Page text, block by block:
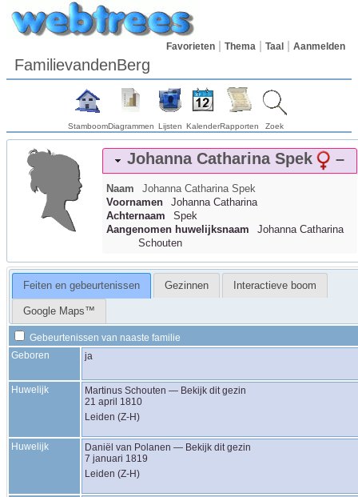
Favorieten Thema Taal Aanmelden
FamilievandenBerg
StamboomDiagrammen Lijsten KalenderRapporten Zoek
Johanna Catharina Spek –
Naam Johanna Catharina Spek
Voornamen
Johanna Catharina
Achternaam
Spek
Aangenomen huwelijksnaam
Johanna Catharina
Schouten
Feiten en gebeurtenissen Gezinnen Interactieve boom
Google Maps™
Gebeurtenissen van naaste familie
Geboren
ja
Huwelijk Martinus Schouten — Bekijk dit gezin
21 april 1810
Leiden (Z-H)
Huwelijk Daniël van Polanen — Bekijk dit gezin
7 januari 1819
Leiden (Z-H)